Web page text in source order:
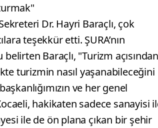
Dr. Hayri Baraçlı, çok
teşekkür etti. ŞURA’nın
Baraçlı, "Turizm açısından
turizmin nasıl yaşanabileceğini
ve her genel
hakikaten sadece sanayisi
ile de ön plana çıkan bir şehir